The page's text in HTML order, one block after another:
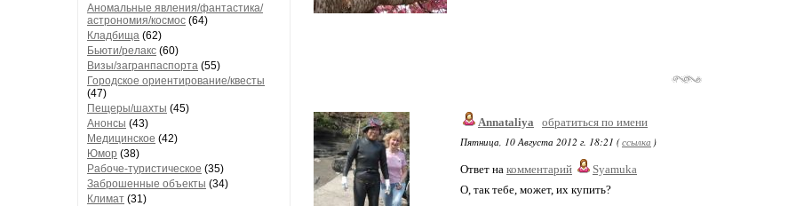
Аномальные явления/фантастика/
астрономия/космос (64)
Кладбища (62)
Бьюти/релакс (60)
Визы/загранпаспорта (55)
Городское ориентирование/квесты
(47)
Пещеры/шахты (45)
Анонсы (43)
Медицинское (42)
Юмор (38)
Рабоче-туристическое (35)
Заброшенные объекты (34)
Климат (31)
Annataliya
обратиться по имени
Пятница, 10 Августа 2012 г. 18:21 (ссылка )
Ответ на комментарий
Syamuka
О, так тебе, может, их купить?